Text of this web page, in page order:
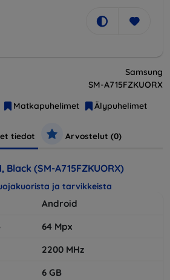
Samsung
SM-A715FZKUORX
Matkapuhelimet Älypuhelimet
tiedot Arvostelut (0)
Black (SM-A715FZKUORX)
ja tarvikkeista
Android
64 Mpx
2200 MHz
6 GB